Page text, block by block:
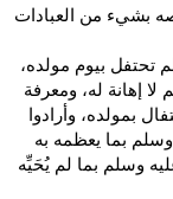
بشيء من العبادات
تحتفل بيوم مولده،
إهانة له، ومعرفة
بمولده، وأرادوا
بما يعظمه به
وسلم بما لم يُحَيِّه